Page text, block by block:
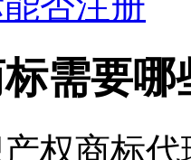
需要哪
权商标